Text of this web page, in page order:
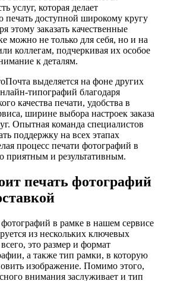
услуг, которая делает
печать доступной широкому кругу
этому заказать качественные
можно не только для себя, но и на
коллегам, подчеркивая их особое
к деталям.
выделяется на фоне других
типографий благодаря
качества печати, удобства в
ширине выбора настроек заказа
Опытная команда специалистов
поддержку на всех этапах
процесс печати фотографий в
приятным и результативным.
печать фотографий
в рамке в нашем сервисе
из нескольких ключевых
это размер и формат
а также тип рамки, в которую
изображение. Помимо этого,
внимания заслуживает и тип